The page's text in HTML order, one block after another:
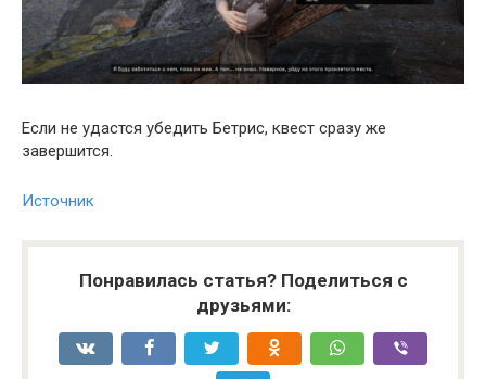
Если не удастся убедить Бетрис, квест сразу же
завершится.
Источник
Понравилась статья? Поделиться с
друзьями: